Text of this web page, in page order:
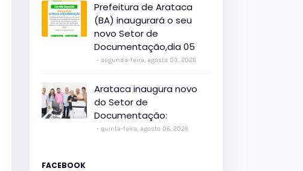
Prefeitura de Arataca
(BA) inaugurará o seu
novo Setor de
Documentação,dia 05
segunda-feira, agosto 03, 2026
Arataca inaugura novo
do Setor de
Documentação:
quinta-feira, agosto 06, 2026
FACEBOOK